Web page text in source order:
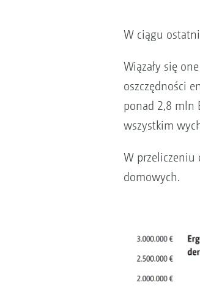
W ciągu
Wiązały się
oszczędności
ponad 2,8 mln
wszystkim
W przeliczeniu
domowych.